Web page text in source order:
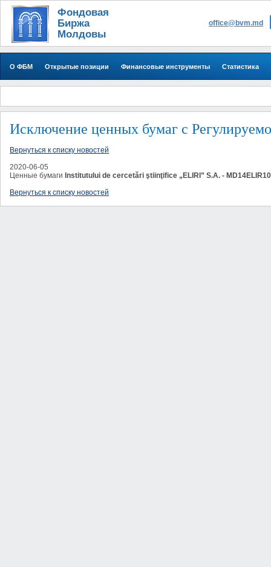
Фондовая
Биржа
Молдовы
office@bvm.md
О ФБМ Открытые позиции Финансовые инструменты Статистика
Исключение ценных бумаг c
Вернуться к списку новостей
2020-06-05
Ценные бумаги Institutului de cercetări ştiinţifice „ELIRI” S.A. -
Вернуться к списку новостей